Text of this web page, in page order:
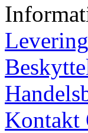
Levering
Kontakt